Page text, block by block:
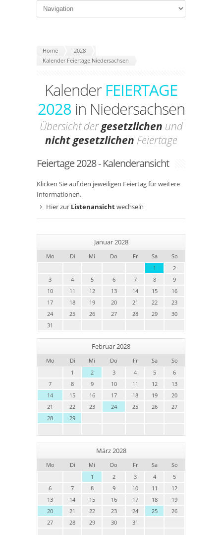
Home
2028
Kalender Feiertage Niedersachsen
Kalender FEIERTAGE
2028 in Niedersachsen
Übersicht dergesetzlichen und
nicht gesetzlichen Feiertage
Feiertage 2028 - Kalenderansicht
Klicken Sie auf den jeweiligen Feiertag für weitere
Informationen.
Hier zur Listenansichtwechseln
Januar 2028
Mo Di Mi Do Fr Sa
So
1
2
3
4 5 6 7 8
9
10
11 12 13 14 15
16
17
18 19 20 21 22
23
24
25 26 27 28 29
30
31
Februar 2028
Mo Di Mi Do Fr Sa
So
1
2 3 4 5
6
7
8 9 10 11 12
13
14
15 16 17 18 19
20
21
22 23 24 25 26
27
28
29
März 2028
Mo Di Mi Do Fr Sa
So
1
2 3 4
5
6
7 8 9 10 11
12
13
14 15 16 17 18
19
20
21 22 23 24 25
26
27
28 29 30 31